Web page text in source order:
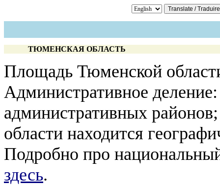
ТЮМЕНСКАЯ ОБЛАСТЬ
Площадь Тюменской
Административное
административных
области находится
Подробно про
здесь.